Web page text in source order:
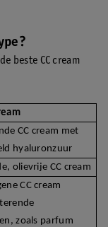
beste CC cream
CC cream met
hyaluronzuur
olievrije CC cream
CC cream
zoals parfum